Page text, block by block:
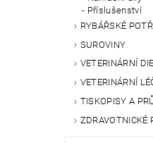
Příslušenství
RYBÁŘSKÉ
SUROVINY
VETERINÁRNÍ
VETERINÁRNÍ
TISKOPISY A
ZDRAVOTNICKÉ